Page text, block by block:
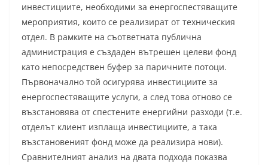
инвестициите, необходими за енергоспестяващите
мероприятия, които се реализират от техническия
отдел. В рамките на съответната публична
администрация е създаден вътрешен целеви фонд
като непосредствен буфер за паричните потоци.
Първоначално той осигурява инвестициите за
енергоспестяващите услуги, а след това отново се
възстановява от спестените енергийни разходи (т.е.
отделът клиент изплаща инвестициите, а така
възстановеният фонд може да реализира нови).
Сравнителният анализ на двата подхода показва